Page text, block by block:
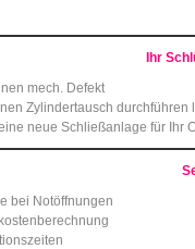
Ihr
mech. Defekt
Zylindertausch durchführen
neue Schließanlage für Ihr
bei Notöffnungen